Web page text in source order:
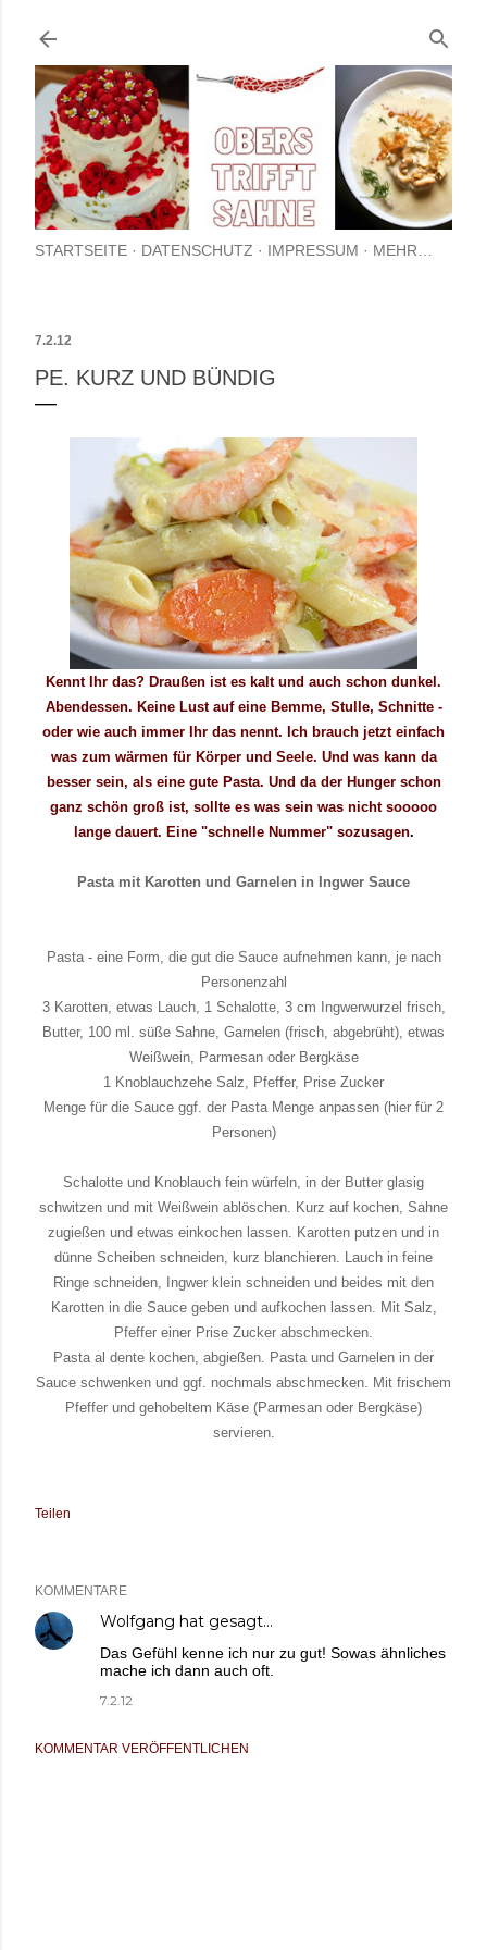
STARTSEITE DATENSCHUTZ IMPRESSUM MEHR…
7.2.12
PE. KURZ UND BÜNDIG
Kennt Ihr das? Draußen ist es kalt und auch schon dunkel.
Abendessen. Keine Lust auf eine Bemme, Stulle, Schnitte -
oder wie auch immer Ihr das nennt. Ich brauch jetzt einfach
was zum wärmen für Körper und Seele. Und was kann da
besser sein, als eine gute Pasta. Und da der Hunger schon
ganz schön groß ist, sollte es was sein was nicht sooooo
lange dauert. Eine "schnelle Nummer" sozusagen.
Pasta mit Karotten und Garnelen in Ingwer Sauce
Pasta - eine Form, die gut die Sauce aufnehmen kann, je nach
Personenzahl
3 Karotten, etwas Lauch, 1 Schalotte, 3 cm Ingwerwurzel frisch,
Butter, 100 ml. süße Sahne, Garnelen (frisch, abgebrüht), etwas
Weißwein, Parmesan oder Bergkäse
1 Knoblauchzehe Salz, Pfeffer, Prise Zucker
Menge für die Sauce ggf. der Pasta Menge anpassen (hier für 2
Personen)
Schalotte und Knoblauch fein würfeln, in der Butter glasig
schwitzen und mit Weißwein ablöschen. Kurz auf kochen, Sahne
zugießen und etwas einkochen lassen. Karotten putzen und in
dünne Scheiben schneiden, kurz blanchieren. Lauch in feine
Ringe schneiden, Ingwer klein schneiden und beides mit den
Karotten in die Sauce geben und aufkochen lassen. Mit Salz,
Pfeffer einer Prise Zucker abschmecken.
Pasta al dente kochen, abgießen. Pasta und Garnelen in der
Sauce schwenken und ggf. nochmals abschmecken. Mit frischem
Pfeffer und gehobeltem Käse (Parmesan oder Bergkäse)
servieren.
Teilen
KOMMENTARE
Wolfgang hat gesagt…
Das Gefühl kenne ich nur zu gut! Sowas ähnliches
mache ich dann auch oft.
7.2.12
KOMMENTAR VERÖFFENTLICHEN